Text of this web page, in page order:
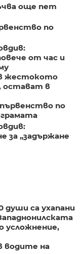
още пет
по
от час и
жестокото
остават в
по
за „задържане
души са ухапани
усложнение,
водите на